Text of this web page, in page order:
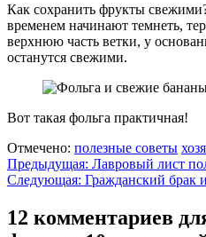
Как сохранить фрукты
временем начинают темнеть,
верхнюю часть ветки, у
останутся свежими.
Вот такая фольга практичная!
Отмечено: полезные советы
Навигация
по
записям
Предыдущая: Лавровый лист
Следующая: Гражданский брак
12 комментариев